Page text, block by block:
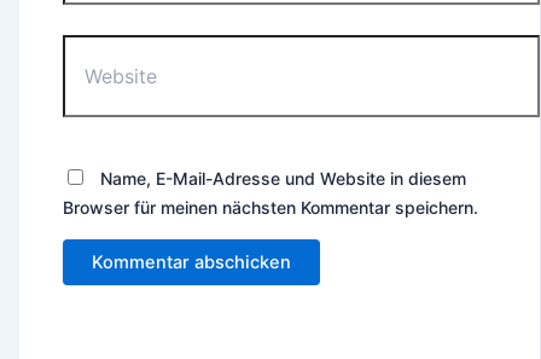
Name, E-Mail-Adresse und Website in diesem
Browser für meinen nächsten Kommentar speichern.